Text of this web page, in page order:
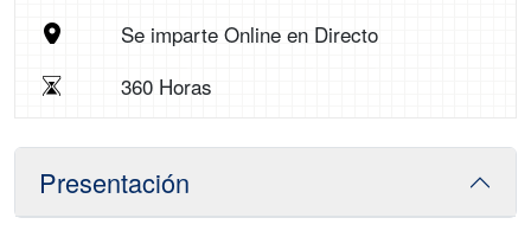
Se imparte Online en Directo
360 Horas
Presentación